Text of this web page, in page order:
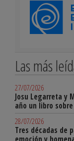
Las más
27/07/2026
Josu Legarreta y
año un libro
28/07/2026
Tres décadas de